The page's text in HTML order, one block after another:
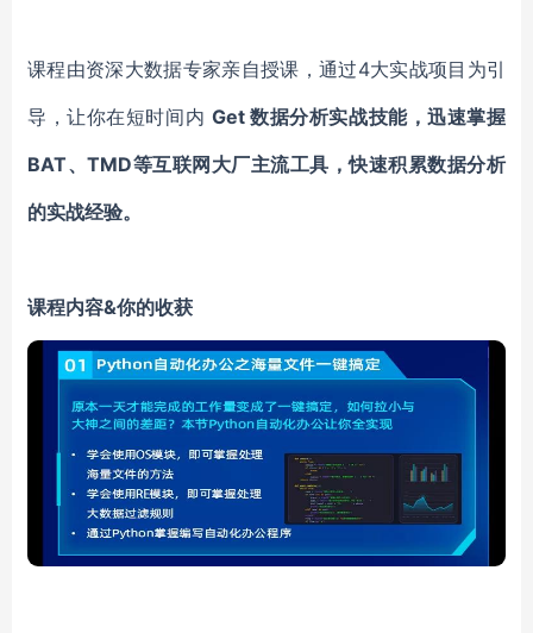
课程由资深大数据专家亲自授课，通过4大实战项目为引
导，让你在短时间内 Get 数据分析实战技能，迅速掌握
BAT、TMD等互联网大厂主流工具，快速积累数据分析
的实战经验。
课程内容&你的收获